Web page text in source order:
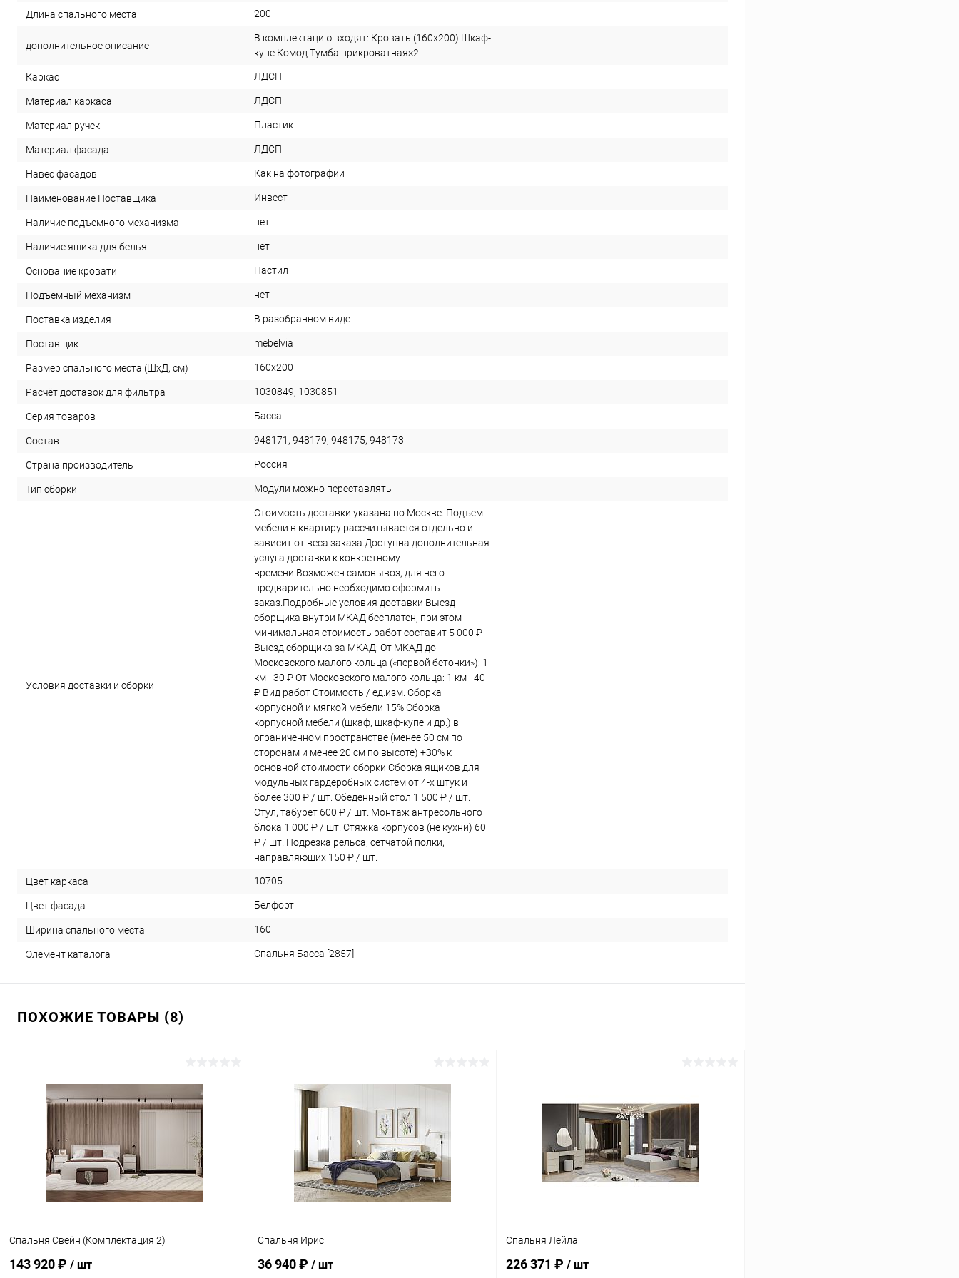
Длина спального места 200
дополнительное описание
В комплектацию входят: Кровать (160х200) Шкаф-
купе Комод Тумба прикроватная×2
Каркас ЛДСП
Материал каркаса ЛДСП
Материал ручек Пластик
Материал фасада ЛДСП
Навес фасадов Как на фотографии
Наименование Поставщика Инвест
Наличие подъемного механизма нет
Наличие ящика для белья нет
Основание кровати Настил
Подъемный механизм нет
Поставка изделия В разобранном виде
Поставщик mebelvia
Размер спального места (ШхД, см) 160х200
Расчёт доставок для фильтра 1030849, 1030851
Серия товаров Басса
Состав 948171, 948179, 948175, 948173
Страна производитель Россия
Тип сборки Модули можно переставлять
Условия доставки и сборки
Стоимость доставки указана по Москве. Подъем
мебели в квартиру рассчитывается отдельно и
зависит от веса заказа.Доступна дополнительная
услуга доставки к конкретному
времени.Возможен самовывоз, для него
предварительно необходимо оформить
заказ.Подробные условия доставки Выезд
сборщика внутри МКАД бесплатен, при этом
минимальная стоимость работ составит 5 000 ₽
Выезд сборщика за МКАД: От МКАД до
Московского малого кольца («первой бетонки»): 1
км - 30 ₽ От Московского малого кольца: 1 км - 40
₽ Вид работ Стоимость / ед.изм. Сборка
корпусной и мягкой мебели 15% Сборка
корпусной мебели (шкаф, шкаф-купе и др.) в
ограниченном пространстве (менее 50 см по
сторонам и менее 20 см по высоте) +30% к
основной стоимости сборки Сборка ящиков для
модульных гардеробных систем от 4-х штук и
более 300 ₽ / шт. Обеденный стол 1 500 ₽ / шт.
Стул, табурет 600 ₽ / шт. Монтаж антресольного
блока 1 000 ₽ / шт. Стяжка корпусов (не кухни) 60
₽ / шт. Подрезка рельса, сетчатой полки,
направляющих 150 ₽ / шт.
Цвет каркаса 10705
Цвет фасада Белфорт
Ширина спального места 160
Элемент каталога Спальня Басса [2857]
ПОХОЖИЕ ТОВАРЫ (8)
Спальня Свейн (Комплектация 2)
143 920 ₽ / шт
Спальня Ирис
36 940 ₽ / шт
Спальня Лейла
226 371 ₽ / шт